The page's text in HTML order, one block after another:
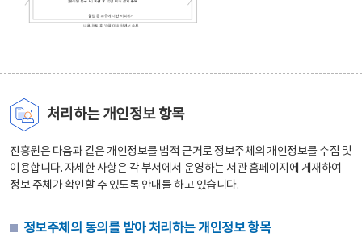
처리하는 개인정보 항목
진흥원은 다음과 같은 개인정보를 법적 근거로 정보주체의 개인정보를 수집 및
이용합니다. 자세한 사항은 각 부서에서 운영하는 서관 홈페이지에 게재하여
정보 주체가 확인할 수 있도록 안내를 하고 있습니다.
정보주체의 동의를 받아 처리하는 개인정보 항목